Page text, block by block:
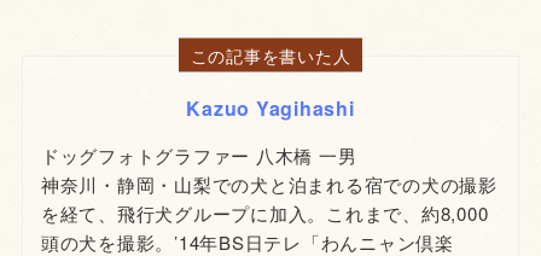
この記事を書いた人
Kazuo Yagihashi
ドッグフォトグラファー 八木橋 一男
神奈川・静岡・山梨での犬と泊まれる宿での犬の撮影
を経て、飛行犬グループに加入。これまで、約8,000
頭の犬を撮影。’14年BS日テレ「わんニャン倶楽